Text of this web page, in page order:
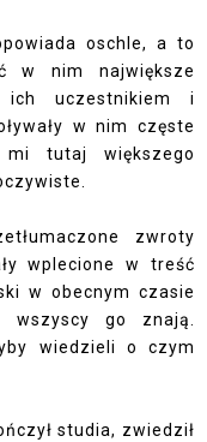
oschle, a to
w nim największe
uczestnikiem i
w nim częste
mi tutaj większego
zwroty
wplecione w treść
w obecnym czasie
wszyscy go znają.
wiedzieli o czym
studia, zwiedził